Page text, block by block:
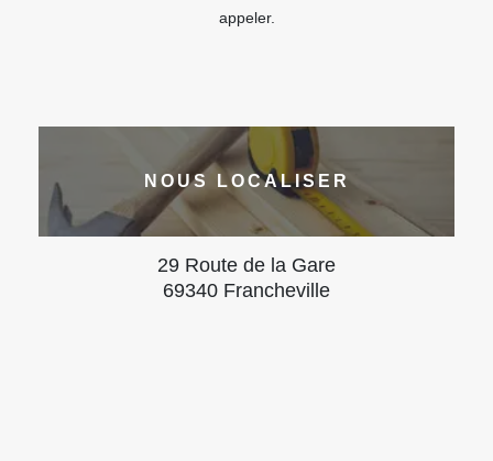
appeler.
NOUS LOCALISER
29 Route de la Gare
69340 Francheville